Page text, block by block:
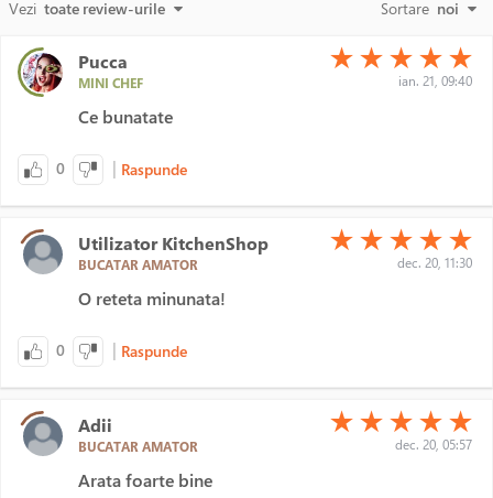
Vezi toate review-urile Sortare noi
Pucca
MINI CHEF
(*)
★ (*)
★ (*)
★ (*)
★ (*)
★
ian. 21, 09:40
Ce bunatate
0 | Raspunde
Utilizator KitchenShop
BUCATAR AMATOR
(*)
★ (*)
★ (*)
★ (*)
★ (*)
★
dec. 20, 11:30
O reteta minunata!
0 | Raspunde
Adii
BUCATAR AMATOR
(*)
★ (*)
★ (*)
★ (*)
★ (*)
★
dec. 20, 05:57
Arata foarte bine